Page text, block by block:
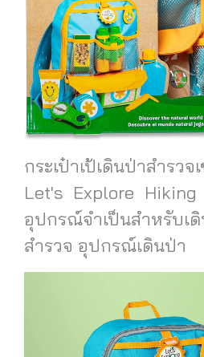
กระเป๋าเป้เดินป่าสำร
Let's Explore
อุปกรณ์จำเป็นสำหรั
สำรวจ อุปกรณ์เดินป่า